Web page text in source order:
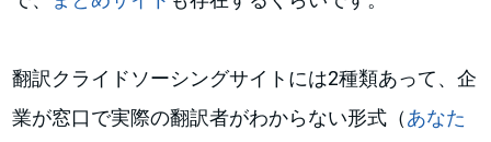
翻訳クライドソーシングサイトには2種類あって、企
業が窓口で実際の翻訳者がわからない形式（あなた